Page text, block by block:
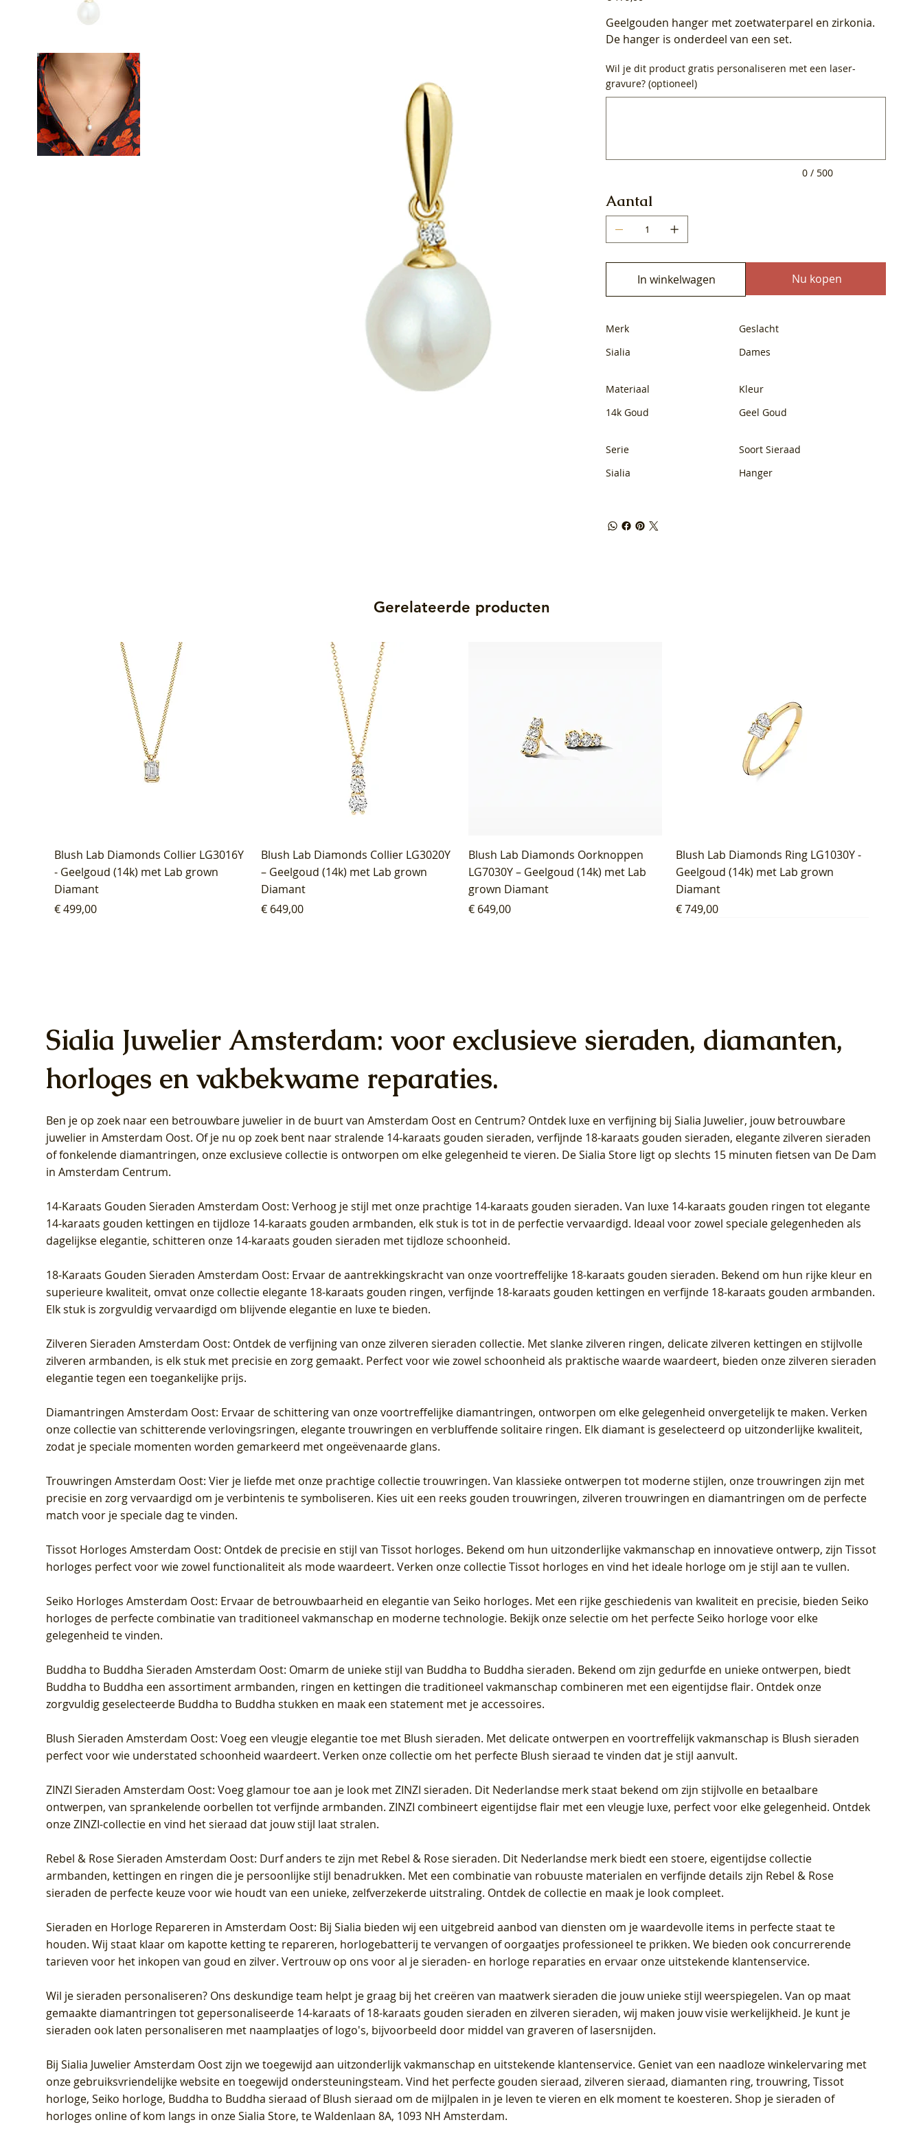
Geelgouden hanger met zoetwaterparel en zirkonia.
De hanger is onderdeel van een set.
Wil je dit product gratis personaliseren met een laser-
gravure? (optioneel)
0 / 500
Aantal
In winkelwagen Nu kopen
Merk
Sialia
Geslacht
Dames
Materiaal
14k Goud
Kleur
Geel Goud
Serie
Sialia
Soort Sieraad
Hanger
Gerelateerde producten
Blush Lab Diamonds Collier LG3016Y
- Geelgoud (14k) met Lab grown
Diamant
Prijs
€ 499,00
Blush Lab Diamonds Collier LG3020Y
– Geelgoud (14k) met Lab grown
Diamant
Prijs
€ 649,00
Blush Lab Diamonds Oorknoppen
LG7030Y – Geelgoud (14k) met Lab
grown Diamant
Prijs
€ 649,00
Blush Lab Diamonds Ring LG1030Y -
Geelgoud (14k) met Lab grown
Diamant
Prijs
€ 749,00
Blush Lab Diamonds Oorhangers
LG9006Y/S - Geelgoud (14k) met Lab
grown Diamant
Blush Lab Diamonds Oorhangers
LG9007Y/S - Geelgoud (14k) met Lab
grown Diamant
Blush Lab Diamonds Ring LG1028Y -
Geelgoud (14k) met Lab grown
Diamant
Blush Lab Diamonds Collier LG3014Y
- Geelgoud (14k) met Lab grown
Diamant
Blush Lab Diamonds Collier LG3019Y
– Geelgoud (14k) met Lab grown
Diamant
Blush Lab Diamonds Ring LG1042Y –
Geelgoud (14k) met Lab grown
Diamant
Blush Lab Diamonds Oorknoppen
LG7027Y - Geelgoud (14k) met Lab
grown Diamant
Blush Lab Diamonds Ring LG1029Y -
Geelgoud (14k) met Lab grown
Diamant
Blush Lab Diamonds Ring LG1031Y -
Geelgoud (14k) met Lab grown
Diamant
Blush Lab Diamonds Ring LG1044Y –
Geelgoud (14k) met Lab grown
Diamant
Blush Lab Diamonds Oorknoppen
LG7026Y - Geelgoud (14k) met Lab
grown Diamant
Blush Lab Diamonds Oorknoppen
LG7033Y – Geelgoud (14k) met Lab
grown Diamant
Sialia Juwelier Amsterdam: voor exclusieve sieraden, diamanten,
horloges en vakbekwame reparaties.
Ben je op zoek naar een betrouwbare juwelier in de buurt van Amsterdam Oost en Centrum? Ontdek luxe en verfijning bij Sialia Juwelier, jouw betrouwbare
juwelier in Amsterdam Oost. Of je nu op zoek bent naar stralende 14-karaats gouden sieraden, verfijnde 18-karaats gouden sieraden, elegante zilveren sieraden
of fonkelende diamantringen, onze exclusieve collectie is ontworpen om elke gelegenheid te vieren. De Sialia Store ligt op slechts 15 minuten fietsen van De Dam
in Amsterdam Centrum.
14-Karaats Gouden Sieraden Amsterdam Oost: Verhoog je stijl met onze prachtige 14-karaats gouden sieraden. Van luxe 14-karaats gouden ringen tot elegante
14-karaats gouden kettingen en tijdloze 14-karaats gouden armbanden, elk stuk is tot in de perfectie vervaardigd. Ideaal voor zowel speciale gelegenheden als
dagelijkse elegantie, schitteren onze 14-karaats gouden sieraden met tijdloze schoonheid.
18-Karaats Gouden Sieraden Amsterdam Oost: Ervaar de aantrekkingskracht van onze voortreffelijke 18-karaats gouden sieraden. Bekend om hun rijke kleur en
superieure kwaliteit, omvat onze collectie elegante 18-karaats gouden ringen, verfijnde 18-karaats gouden kettingen en verfijnde 18-karaats gouden armbanden.
Elk stuk is zorgvuldig vervaardigd om blijvende elegantie en luxe te bieden.
Zilveren Sieraden Amsterdam Oost: Ontdek de verfijning van onze zilveren sieraden collectie. Met slanke zilveren ringen, delicate zilveren kettingen en stijlvolle
zilveren armbanden, is elk stuk met precisie en zorg gemaakt. Perfect voor wie zowel schoonheid als praktische waarde waardeert, bieden onze zilveren sieraden
elegantie tegen een toegankelijke prijs.
Diamantringen Amsterdam Oost: Ervaar de schittering van onze voortreffelijke diamantringen, ontworpen om elke gelegenheid onvergetelijk te maken. Verken
onze collectie van schitterende verlovingsringen, elegante trouwringen en verbluffende solitaire ringen. Elk diamant is geselecteerd op uitzonderlijke kwaliteit,
zodat je speciale momenten worden gemarkeerd met ongeëvenaarde glans.
Trouwringen Amsterdam Oost: Vier je liefde met onze prachtige collectie trouwringen. Van klassieke ontwerpen tot moderne stijlen, onze trouwringen zijn met
precisie en zorg vervaardigd om je verbintenis te symboliseren. Kies uit een reeks gouden trouwringen, zilveren trouwringen en diamantringen om de perfecte
match voor je speciale dag te vinden.
Tissot Horloges Amsterdam Oost: Ontdek de precisie en stijl van Tissot horloges. Bekend om hun uitzonderlijke vakmanschap en innovatieve ontwerp, zijn Tissot
horloges perfect voor wie zowel functionaliteit als mode waardeert. Verken onze collectie Tissot horloges en vind het ideale horloge om je stijl aan te vullen.
Seiko Horloges Amsterdam Oost: Ervaar de betrouwbaarheid en elegantie van Seiko horloges. Met een rijke geschiedenis van kwaliteit en precisie, bieden Seiko
horloges de perfecte combinatie van traditioneel vakmanschap en moderne technologie. Bekijk onze selectie om het perfecte Seiko horloge voor elke
gelegenheid te vinden.
Buddha to Buddha Sieraden Amsterdam Oost: Omarm de unieke stijl van Buddha to Buddha sieraden. Bekend om zijn gedurfde en unieke ontwerpen, biedt
Buddha to Buddha een assortiment armbanden, ringen en kettingen die traditioneel vakmanschap combineren met een eigentijdse flair. Ontdek onze
zorgvuldig geselecteerde Buddha to Buddha stukken en maak een statement met je accessoires.
Blush Sieraden Amsterdam Oost: Voeg een vleugje elegantie toe met Blush sieraden. Met delicate ontwerpen en voortreffelijk vakmanschap is Blush sieraden
perfect voor wie understated schoonheid waardeert. Verken onze collectie om het perfecte Blush sieraad te vinden dat je stijl aanvult.
ZINZI Sieraden Amsterdam Oost: Voeg glamour toe aan je look met ZINZI sieraden. Dit Nederlandse merk staat bekend om zijn stijlvolle en betaalbare
ontwerpen, van sprankelende oorbellen tot verfijnde armbanden. ZINZI combineert eigentijdse flair met een vleugje luxe, perfect voor elke gelegenheid. Ontdek
onze ZINZI-collectie en vind het sieraad dat jouw stijl laat stralen.
Rebel & Rose Sieraden Amsterdam Oost: Durf anders te zijn met Rebel & Rose sieraden. Dit Nederlandse merk biedt een stoere, eigentijdse collectie
armbanden, kettingen en ringen die je persoonlijke stijl benadrukken. Met een combinatie van robuuste materialen en verfijnde details zijn Rebel & Rose
sieraden de perfecte keuze voor wie houdt van een unieke, zelfverzekerde uitstraling. Ontdek de collectie en maak je look compleet.
Sieraden en Horloge Repareren in Amsterdam Oost: Bij Sialia bieden wij een uitgebreid aanbod van diensten om je waardevolle items in perfecte staat te
houden. Wij staat klaar om kapotte ketting te repareren, horlogebatterij te vervangen of oorgaatjes professioneel te prikken. We bieden ook concurrerende
tarieven voor het inkopen van goud en zilver. Vertrouw op ons voor al je sieraden- en horloge reparaties en ervaar onze uitstekende klantenservice.
Wil je sieraden personaliseren? Ons deskundige team helpt je graag bij het creëren van maatwerk sieraden die jouw unieke stijl weerspiegelen. Van op maat
gemaakte diamantringen tot gepersonaliseerde 14-karaats of 18-karaats gouden sieraden en zilveren sieraden, wij maken jouw visie werkelijkheid. Je kunt je
sieraden ook laten personaliseren met naamplaatjes of logo's, bijvoorbeeld door middel van graveren of lasersnijden.
BijSialia Juwelier Amsterdam Oostzijn we toegewijd aan uitzonderlijk vakmanschap en uitstekende klantenservice. Geniet van een naadloze winkelervaring met
onze gebruiksvriendelijke website en toegewijd ondersteuningsteam. Vind het perfecte gouden sieraad, zilveren sieraad, diamanten ring, trouwring, Tissot
horloge, Seiko horloge, Buddha to Buddha sieraad of Blush sieraad om de mijlpalen in je leven te vieren en elk moment te koesteren. Shop je sieraden of
horloges online of kom langs in onze Sialia Store, te Waldenlaan 8A, 1093 NH Amsterdam.